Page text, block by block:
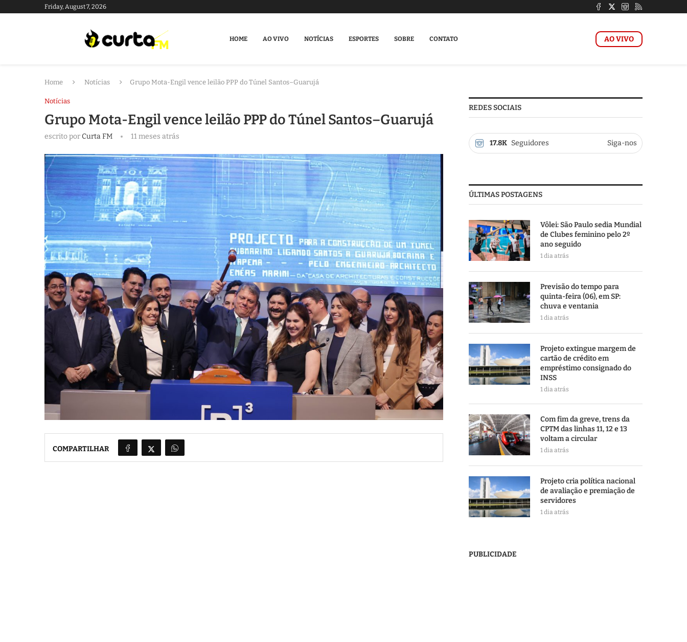
Friday, August 7, 2026
HOME AO VIVO NOTÍCIAS ESPORTES SOBRE CONTATO AO VIVO
Home Notícias Grupo Mota-Engil vence leilão PPP do Túnel Santos–Guarujá
Notícias
Grupo Mota-Engil vence leilão PPP do Túnel Santos–Guarujá
escrito porCurta FM 11 meses atrás
COMPARTILHAR
REDES SOCIAIS
17.8K Seguidores Siga-nos
ÚLTIMAS POSTAGENS
Vôlei: São Paulo sedia Mundial
de Clubes feminino pelo 2º
ano seguido
1 dia atrás
Previsão do tempo para
quinta-feira (06), em SP:
chuva e ventania
1 dia atrás
Projeto extingue margem de
cartão de crédito em
empréstimo consignado do
INSS
1 dia atrás
Com fim da greve, trens da
CPTM das linhas 11, 12 e 13
voltam a circular
1 dia atrás
Projeto cria política nacional
de avaliação e premiação de
servidores
1 dia atrás
PUBLICIDADE